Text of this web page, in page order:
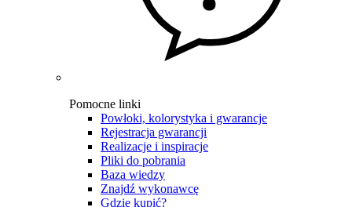
Pomocne linki
Powłoki, kolorystyka i gwarancje
Rejestracja gwarancji
Realizacje i inspiracje
Pliki do pobrania
Baza wiedzy
Znajdź wykonawcę
Gdzie kupić?